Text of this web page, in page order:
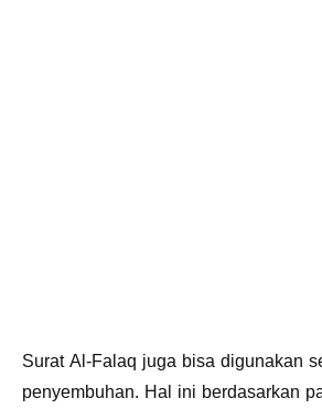
Surat Al-Falaq juga bisa digunakan
penyembuhan. Hal ini berdasarkan